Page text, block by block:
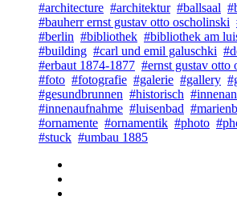
#architecture #architektur #ballsaal
#bauherr ernst gustav otto oscholinski
#berlin #bibliothek #bibliothek am
#building #carl und emil galuschki
#erbaut 1874-1877 #ernst gustav otto
#foto #fotografie #galerie #gallery
#gesundbrunnen #historisch
#innenaufnahme #luisenbad
#ornamente #ornamentik #photo
#stuck #umbau 1885